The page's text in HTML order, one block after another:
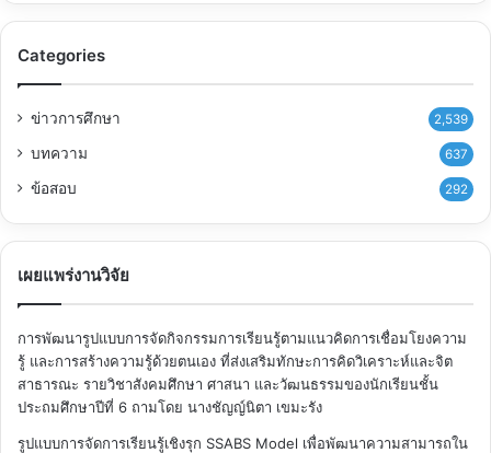
Categories
ข่าวการศึกษา 2,539
บทความ 637
ข้อสอบ 292
เผยแพร่งานวิจัย
การพัฒนารูปแบบการจัดกิจกรรมการเรียนรู้ตามแนวคิดการเชื่อมโยงความ
รู้ และการสร้างความรู้ด้วยตนเอง ที่ส่งเสริมทักษะการคิดวิเคราะห์และจิต
สาธารณะ รายวิชาสังคมศึกษา ศาสนา และวัฒนธรรมของนักเรียนชั้น
ประถมศึกษาปีที่ 6 ถามโดย นางชัญญ์นิตา เขมะรัง
รูปแบบการจัดการเรียนรู้เชิงรุก SSABS Model เพื่อพัฒนาความสามารถใน